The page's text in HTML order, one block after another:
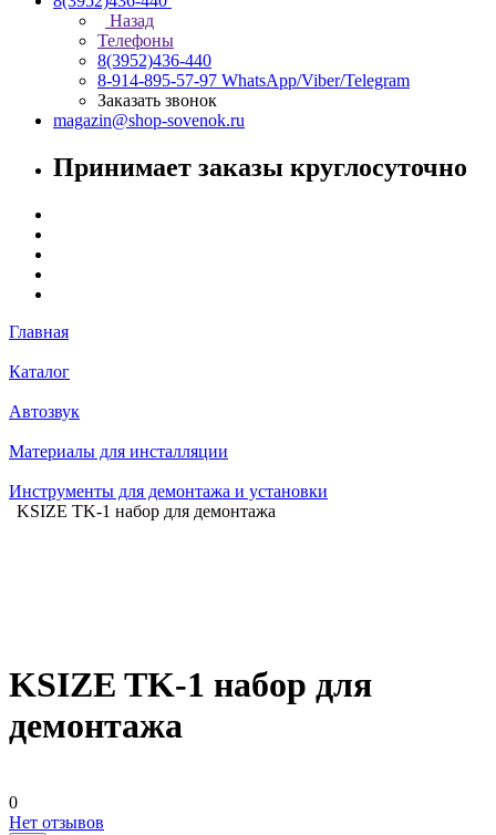
Назад
Телефоны
8(3952)436-440
8-914-895-57-97 WhatsApp/Viber/Telegram
Заказать звонок
magazin@shop-sovenok.ru
Принимает заказы круглосуточно
Главная
Каталог
Автозвук
Материалы для инсталляции
Инструменты для демонтажа и установки
KSIZE TK-1 набор для демонтажа
KSIZE TK-1 набор для
демонтажа
0
Нет отзывов